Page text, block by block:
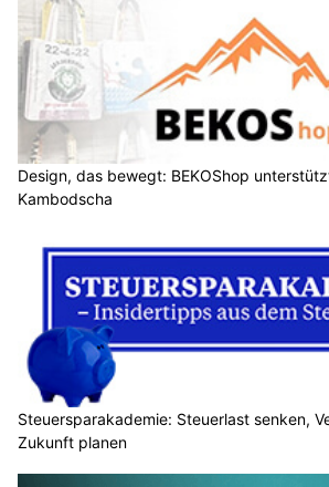
Design, das bewegt: BEKOShop
Kambodscha
Steuersparakademie: Steuerlast senken,
Zukunft planen